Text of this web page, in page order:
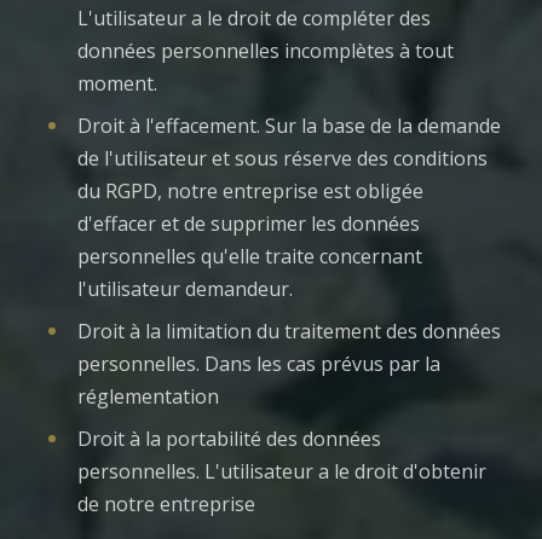
L'utilisateur a le droit de compléter des
données personnelles incomplètes à tout
moment.
Droit à l'effacement. Sur la base de la demande
de l'utilisateur et sous réserve des conditions
du RGPD, notre entreprise est obligée
d'effacer et de supprimer les données
personnelles qu'elle traite concernant
l'utilisateur demandeur.
Droit à la limitation du traitement des données
personnelles. Dans les cas prévus par la
réglementation
Droit à la portabilité des données
personnelles. L'utilisateur a le droit d'obtenir
de notre entreprise